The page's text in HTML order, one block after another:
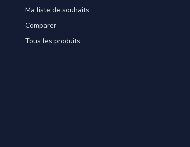
Ma liste de souhaits
Comparer
Tous les produits